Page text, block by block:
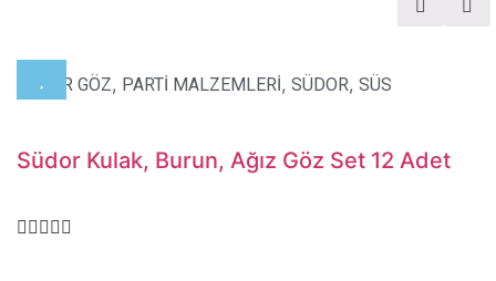
OYNAR GÖZ, PARTİ MALZEMLERİ, SÜDOR, SÜS
Südor Kulak, Burun, Ağız Göz Set 12 Adet